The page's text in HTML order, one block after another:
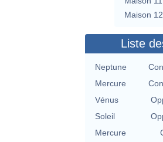
Maison 12
Liste
Neptune
Mercure
Vénus
Soleil
Mercure